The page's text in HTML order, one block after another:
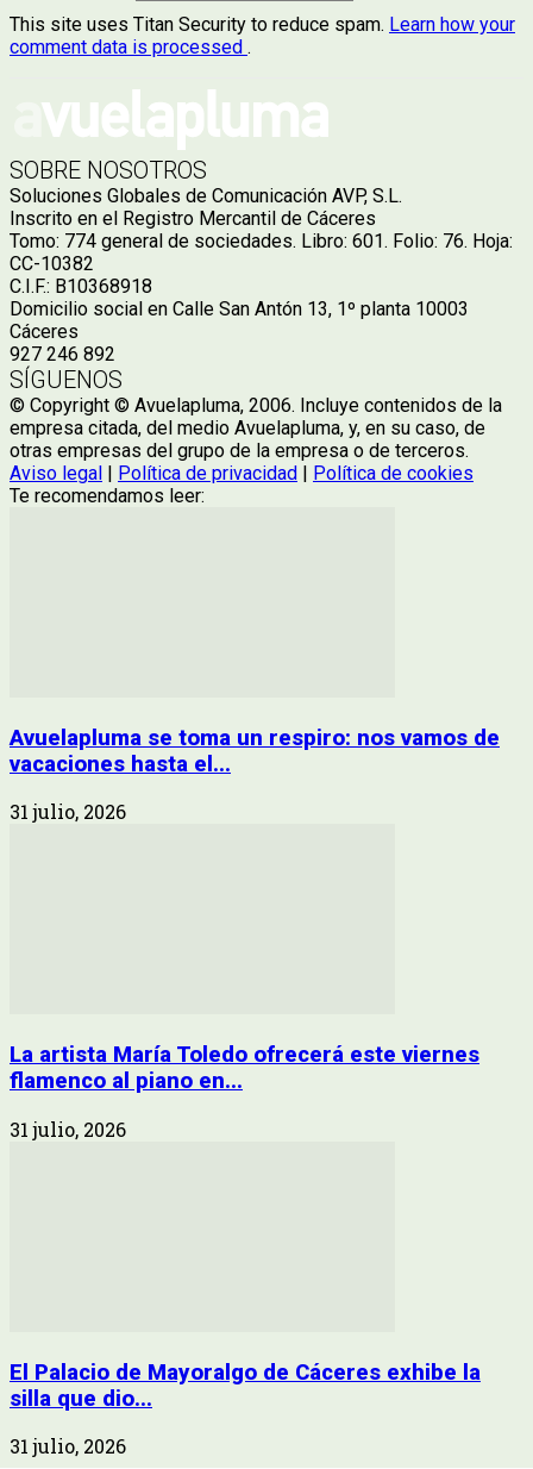
This site uses Titan Security to reduce spam. Learn how your
comment data is processed .
SOBRE NOSOTROS
Soluciones Globales de Comunicación AVP, S.L.
Inscrito en el Registro Mercantil de Cáceres
Tomo: 774 general de sociedades. Libro: 601. Folio: 76. Hoja:
CC-10382
C.I.F.: B10368918
Domicilio social en Calle San Antón 13, 1º planta 10003
Cáceres
927 246 892
SÍGUENOS
© Copyright © Avuelapluma, 2006. Incluye contenidos de la
empresa citada, del medio Avuelapluma, y, en su caso, de
otras empresas del grupo de la empresa o de terceros.
Aviso legal | Política de privacidad | Política de cookies
Te recomendamos leer:
Avuelapluma se toma un respiro: nos vamos de
vacaciones hasta el...
31 julio, 2026
La artista María Toledo ofrecerá este viernes
flamenco al piano en...
31 julio, 2026
El Palacio de Mayoralgo de Cáceres exhibe la
silla que dio...
31 julio, 2026